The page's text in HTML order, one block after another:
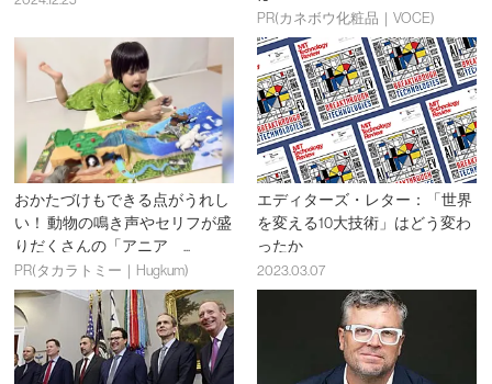
PR(カネボウ化粧品｜VOCE)
おかたづけもできる点がうれし
い！ 動物の鳴き声やセリフが盛
りだくさんの「アニア ...
PR(タカラトミー｜Hugkum)
エディターズ・レター：「世界
を変える10大技術」はどう変わ
ったか
2023.03.07